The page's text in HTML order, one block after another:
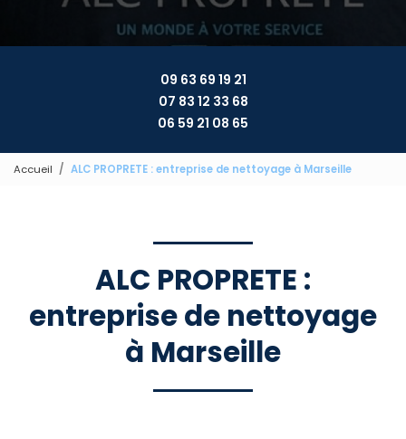
09 63 69 19 21
07 83 12 33 68
06 59 21 08 65
Accueil ALC PROPRETE : entreprise de nettoyage à Marseille
ALC PROPRETE :
entreprise de nettoyage
à Marseille